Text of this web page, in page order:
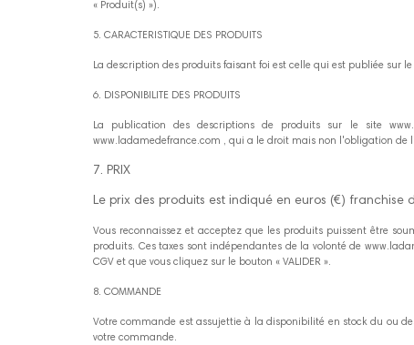
« Produit(s) »).
5. CARACTERISTIQUE DES PRODUITS
La description des produits faisant foi est celle qui est publiée sur
6. DISPONIBILITE DES PRODUITS
La publication des descriptions de produits sur le site
www.ladamedefrance.com , qui a le droit mais non l'obligation de
7. PRIX
Le prix des produits est indiqué en euros (€) franchise
Vous reconnaissez et acceptez que les produits puissent être
produits. Ces taxes sont indépendantes de la volonté de
CGV et que vous cliquez sur le bouton « VALIDER ».
8. COMMANDE
Votre commande est assujettie à la disponibilité en stock du ou
votre commande.